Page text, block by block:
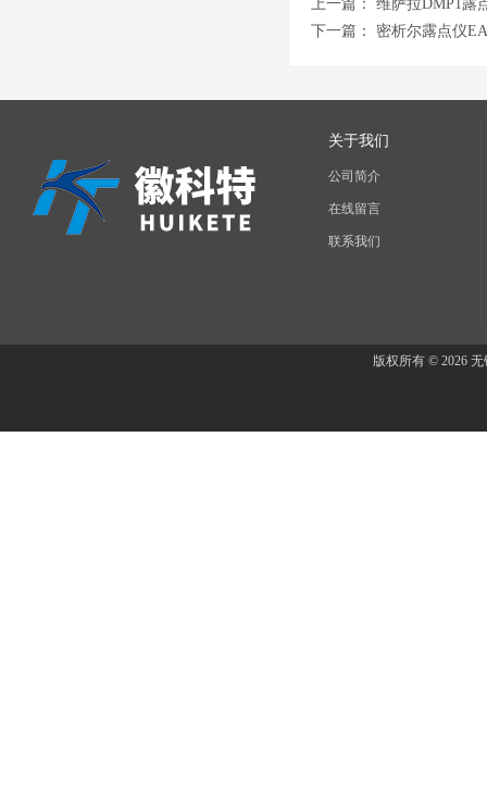
上一篇： 维萨拉DMP1露
下一篇： 密析尔露点仪
关于我们
公司简介
在线留言
联系我们
版权所有 © 2026